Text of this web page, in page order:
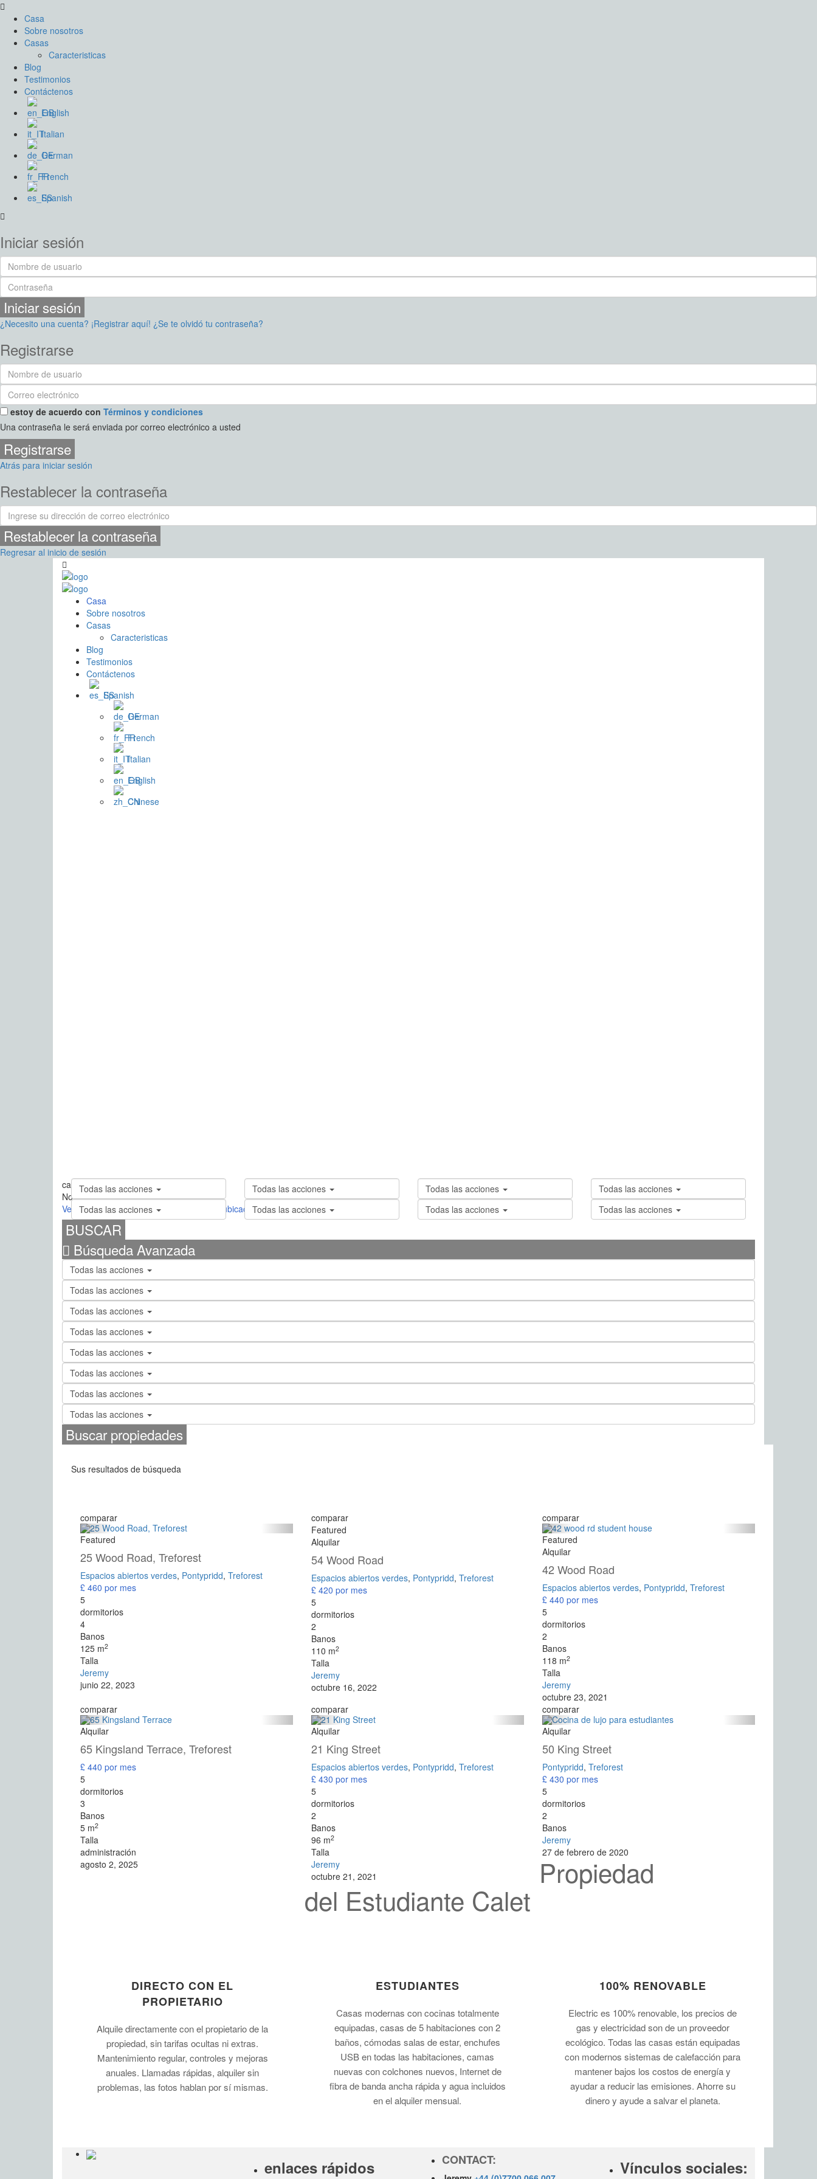
Casa
Sobre nosotros
Casas
Caracteristicas
Blog
Testimonios
Contáctenos
English
Italian
German
French
Spanish
Iniciar sesión
Iniciar sesión
¿Necesito una cuenta? ¡Registrar aquí! ¿Se te olvidó tu contraseña?
Registrarse
estoy de acuerdo con Términos y condiciones
Una contraseña le será enviada por correo electrónico a usted
Registrarse
Atrás para iniciar sesión
Restablecer la contraseña
Restablecer la contraseña
Regresar al inicio de sesión
Casa
Sobre nosotros
Casas
Caracteristicas
Blog
Testimonios
Contáctenos
Spanish
German
French
Italian
English
Chinese
cargando...
No encontramos ningún resultado
Ver
Mapa vial Satélite Híbrido Mi ubicacion Pantalla completa Anterior
Todas las acciones Todas las acciones Todas las acciones
Todas las acciones
Todas las acciones
Todas las acciones Todas las acciones Todas las acciones
Búsqueda Avanzada
Todas las acciones
Todas las acciones
Todas las acciones
Todas las acciones
Todas las acciones
Todas las acciones
Todas las acciones
Todas las acciones
Buscar propiedades
Sus resultados de búsqueda
comparar
Featured
25 Wood Road, Treforest
Espacios abiertos verdes, Pontypridd, Treforest
£ 460 por mes
5
dormitorios
4
Banos
125 m2
Talla
Jeremy
junio 22, 2023
comparar
Featured
Alquilar
54 Wood Road
Espacios abiertos verdes, Pontypridd, Treforest
£ 420 por mes
5
dormitorios
2
Banos
110 m2
Talla
Jeremy
octubre 16, 2022
comparar
Featured
Alquilar
42 Wood Road
Espacios abiertos verdes, Pontypridd, Treforest
£ 440 por mes
5
dormitorios
2
Banos
118 m2
Talla
Jeremy
octubre 23, 2021
comparar
Alquilar
65 Kingsland Terrace, Treforest
£ 440 por mes
5
dormitorios
3
Banos
5 m2
Talla
administración
agosto 2, 2025
comparar
Alquilar
21 King Street
Espacios abiertos verdes, Pontypridd, Treforest
£ 430 por mes
5
dormitorios
2
Banos
96 m2
Talla
Jeremy
octubre 21, 2021
comparar
Alquilar
50 King Street
Pontypridd, Treforest
£ 430 por mes
5
dormitorios
2
Banos
Jeremy
27 de febrero de 2020
Propiedad
del Estudiante Calet
DIRECTO CON EL
PROPIETARIO
Alquile directamente con el propietario de la
propiedad, sin tarifas ocultas ni extras.
Mantenimiento regular, controles y mejoras
anuales. Llamadas rápidas, alquiler sin
problemas, las fotos hablan por sí mismas.
ESTUDIANTES
Casas modernas con cocinas totalmente
equipadas, casas de 5 habitaciones con 2
baños, cómodas salas de estar, enchufes
USB en todas las habitaciones, camas
nuevas con colchones nuevos, Internet de
fibra de banda ancha rápida y agua incluidos
en el alquiler mensual.
100% RENOVABLE
Electric es 100% renovable, los precios de
gas y electricidad son de un proveedor
ecológico. Todas las casas están equipadas
con modernos sistemas de calefacción para
mantener bajos los costos de energía y
ayudar a reducir las emisiones. Ahorre su
dinero y ayude a salvar el planeta.
enlaces rápidos CONTACT: Vínculos sociales: